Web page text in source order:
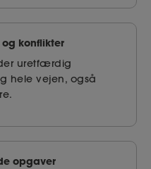
konflikter
uretfærdig
hele vejen, også
opgaver